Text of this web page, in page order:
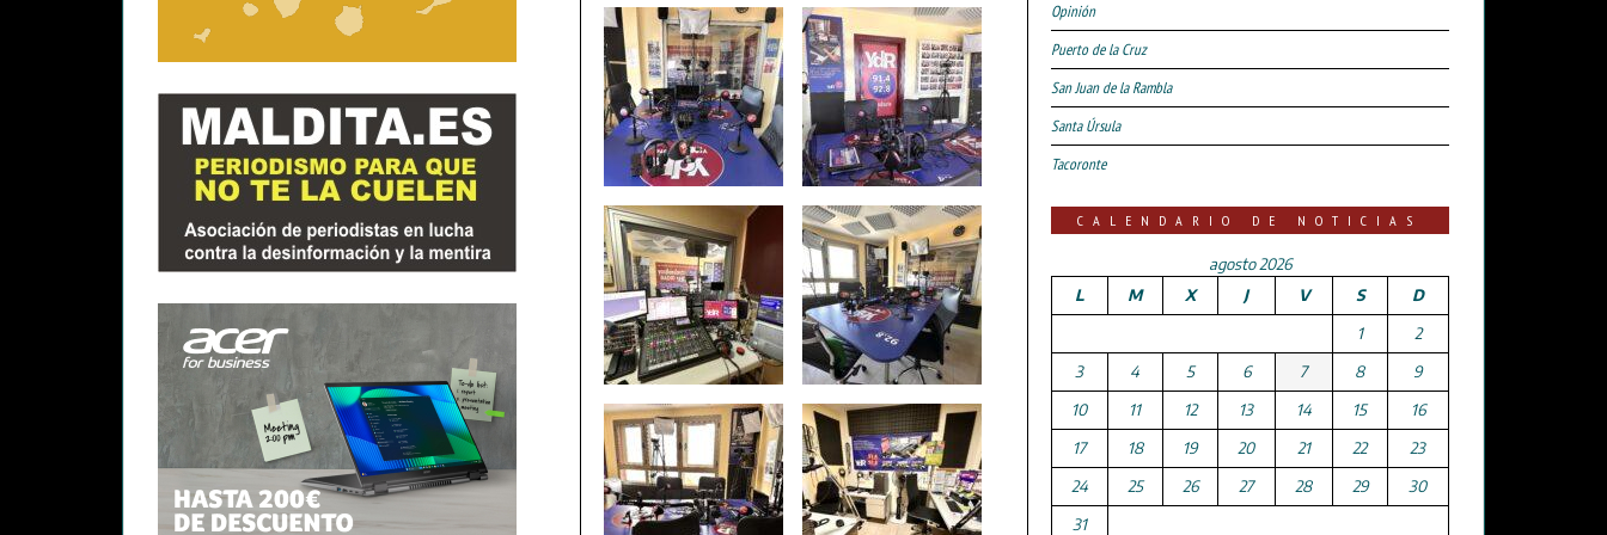
Opinión
Puerto de la Cruz
San Juan de la Rambla
Santa Úrsula
Tacoronte
CALENDARIO DE NOTICIAS
agosto 2026
L
M X J V S
D
1
2
3
4 5 6 7 8
9
10
11 12 13 14 15
16
17
18 19 20 21 22
23
24
25 26 27 28 29
30
31